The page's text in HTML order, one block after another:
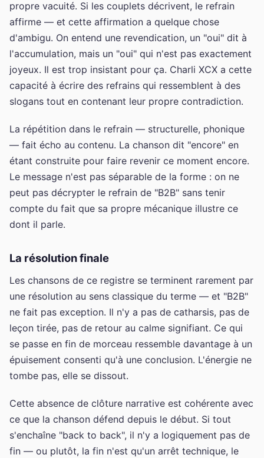
propre vacuité. Si les couplets décrivent, le refrain
affirme — et cette affirmation a quelque chose
d'ambigu. On entend une revendication, un "oui" dit à
l'accumulation, mais un "oui" qui n'est pas exactement
joyeux. Il est trop insistant pour ça. Charli XCX a cette
capacité à écrire des refrains qui ressemblent à des
slogans tout en contenant leur propre contradiction.
La répétition dans le refrain — structurelle, phonique
— fait écho au contenu. La chanson dit "encore" en
étant construite pour faire revenir ce moment encore.
Le message n'est pas séparable de la forme : on ne
peut pas décrypter le refrain de "B2B" sans tenir
compte du fait que sa propre mécanique illustre ce
dont il parle.
La résolution finale
Les chansons de ce registre se terminent rarement par
une résolution au sens classique du terme — et "B2B"
ne fait pas exception. Il n'y a pas de catharsis, pas de
leçon tirée, pas de retour au calme signifiant. Ce qui
se passe en fin de morceau ressemble davantage à un
épuisement consenti qu'à une conclusion. L'énergie ne
tombe pas, elle se dissout.
Cette absence de clôture narrative est cohérente avec
ce que la chanson défend depuis le début. Si tout
s'enchaîne "back to back", il n'y a logiquement pas de
fin — ou plutôt, la fin n'est qu'un arrêt technique, le